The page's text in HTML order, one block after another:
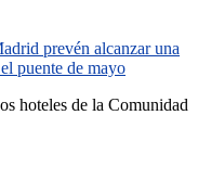
prevén alcanzar una
puente de mayo
hoteles de la Comunidad